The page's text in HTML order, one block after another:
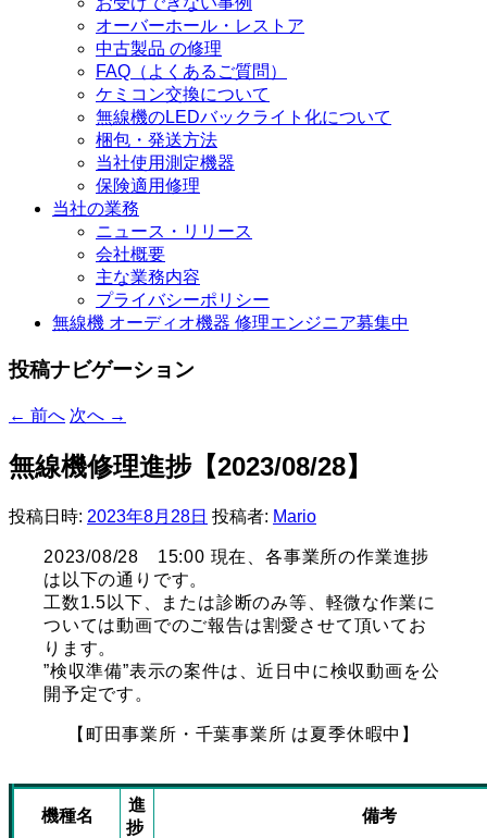
オーバーホール・レストア
中古製品 の修理
FAQ（よくあるご質問）
ケミコン交換について
無線機のLEDバックライト化について
梱包・発送方法
当社使用測定機器
保険適用修理
当社の業務
ニュース・リリース
会社概要
主な業務内容
プライバシーポリシー
無線機 オーディオ機器 修理エンジニア募集中
投稿ナビゲーション
← 前へ 次へ →
無線機修理進捗【2023/08/28】
投稿日時: 2023年8月28日 投稿者: Mario
2023/08/28 15:00 現在、各事業所の作業進捗
は以下の通りです。
工数1.5以下、または診断のみ等、軽微な作業に
ついては動画でのご報告は割愛させて頂いてお
ります。
”検収準備”表示の案件は、近日中に検収動画を公
開予定です。
【町田事業所・千葉事業所 は夏季休暇中】
機種名
進
捗
備考